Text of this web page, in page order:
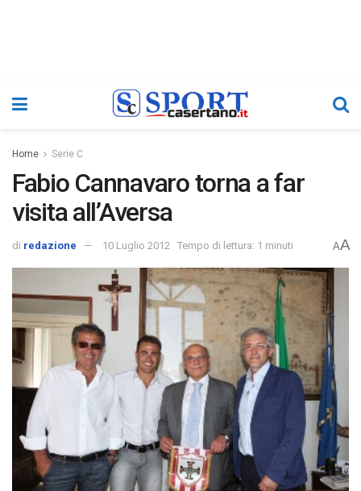
Home Serie C
Fabio Cannavaro torna a far
visita all’Aversa
di redazione 10 Luglio 2012 Tempo di lettura: 1 minuti AA